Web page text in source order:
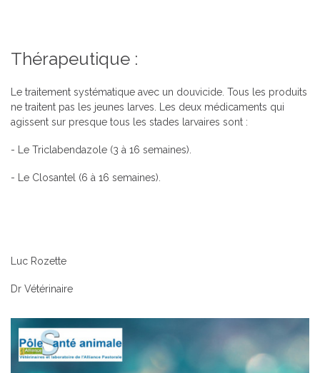
Thérapeutique :
Le traitement systématique avec un douvicide. Tous les produits
ne traitent pas les jeunes larves. Les deux médicaments qui
agissent sur presque tous les stades larvaires sont :
- Le Triclabendazole (3 à 16 semaines).
- Le Closantel (6 à 16 semaines).
Luc Rozette
Dr Vétérinaire